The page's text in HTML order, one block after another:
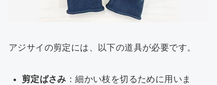
アジサイの剪定には、以下の道具が必要です。
剪定ばさみ ：細かい枝を切るために用いま